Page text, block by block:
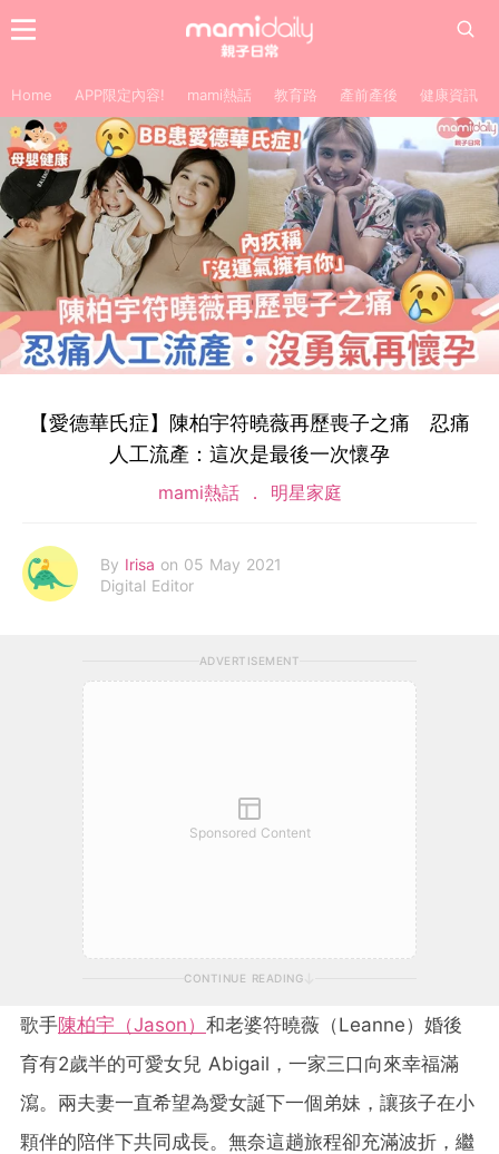
Home APP限定內容! mami熱話 教育路 產前產後 健康資訊
【愛德華氏症】陳柏宇符曉薇再歷喪子之痛 忍痛
人工流產：這次是最後一次懷孕
mami熱話 明星家庭
By Irisa on 05 May 2021
Digital Editor
ADVERTISEMENT
Sponsored Content
CONTINUE READING
歌手陳柏宇（Jason） 和老婆符曉薇（Leanne）婚後
育有2歲半的可愛女兒 Abigail，一家三口向來幸福滿
瀉。兩夫妻一直希望為愛女誕下一個弟妹，讓孩子在小
顆伴的陪伴下共同成長。無奈這趟旅程卻充滿波折，繼